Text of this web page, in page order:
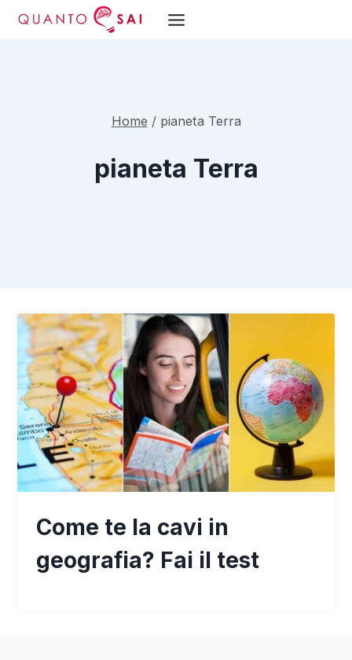
Salta
Home / pianeta Terra
pianeta Terra
Come te la cavi in
geografia? Fai il test